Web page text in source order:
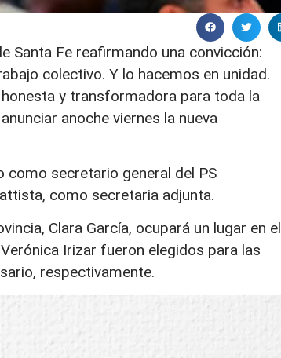
Santa Fe reafirmando una convicción:
colectivo. Y lo hacemos en unidad.
y transformadora para toda la
anoche viernes la nueva
como secretario general del PS
como secretaria adjunta.
Clara García, ocupará un lugar en el
Irizar fueron elegidos para las
respectivamente.